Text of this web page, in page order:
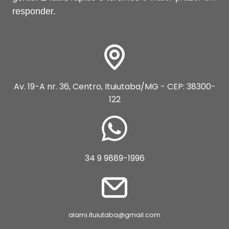
responder.
Av. 19-A nr. 36, Centro, Ituiutaba/MG - CEP: 38300-
122
34 9 9889-1996
alami.ituiutaba@gmail.com